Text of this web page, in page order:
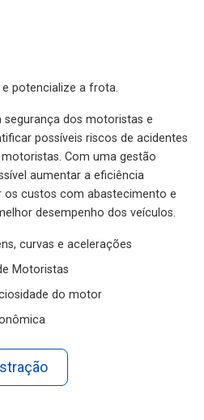
potencialize a frota.
dos motoristas e
possíveis riscos de acidentes
Com uma gestão
aumentar a eficiência
custos com abastecimento e
desempenho dos veículos.
curvas e acelerações
Motoristas
do motor